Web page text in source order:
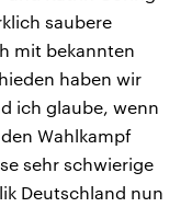
saubere
mit bekannten
haben wir
ich glaube, wenn
Wahlkampf
sehr schwierige
Deutschland nun